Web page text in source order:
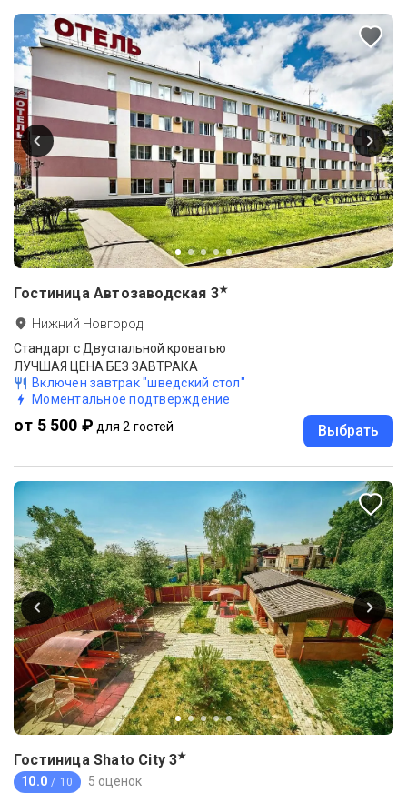
Гостиница Автозаводская 3★
Нижний Новгород
Стандарт с Двуспальной кроватью
ЛУЧШАЯ ЦЕНА БЕЗ ЗАВТРАКА
Включен завтрак "шведский стол"
Моментальное подтверждение
от 5 500 ₽ для 2 гостей Выбрать
Гостиница Shato City 3★
10.0 / 10 5 оценок